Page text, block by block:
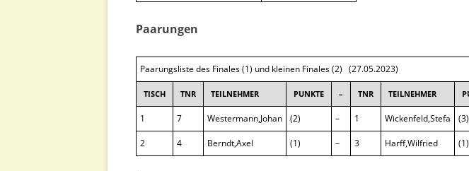
Paarungen
Paarungsliste des Finales (1) und kleinen Finales (2) (27.05.2023)
TISCH TNR TEILNEHMER PUNKTE – TNR TEILNEHMER
1 7 Westermann,Johan (2) – 1 Wickenfeld,Stefa (3)
2 4 Berndt,Axel (1) – 3 Harff,Wilfried (1)